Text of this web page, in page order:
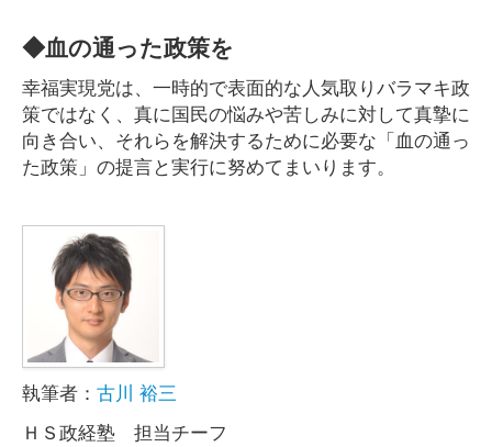
◆血の通った政策を
幸福実現党は、一時的で表面的な人気取りバラマキ政
策ではなく、真に国民の悩みや苦しみに対して真摯に
向き合い、それらを解決するために必要な「血の通っ
た政策」の提言と実行に努めてまいります。
執筆者： 古川 裕三
ＨＳ政経塾 担当チーフ